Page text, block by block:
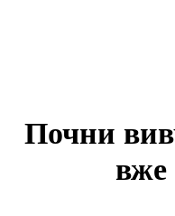
Почни
вже